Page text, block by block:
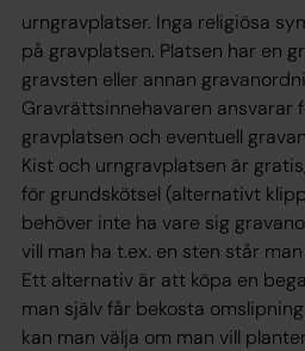
urngravplatser. Inga religiösa
på gravplatsen. Platsen har en
gravsten eller annan
Gravrättsinnehavaren ansvarar
gravplatsen och eventuell
Kist och urngravplatsen är
för grundskötsel (alternativt
behöver inte ha vare sig
vill man ha t.ex. en sten står
Ett alternativ är att köpa en
man själv får bekosta
kan man välja om man vill